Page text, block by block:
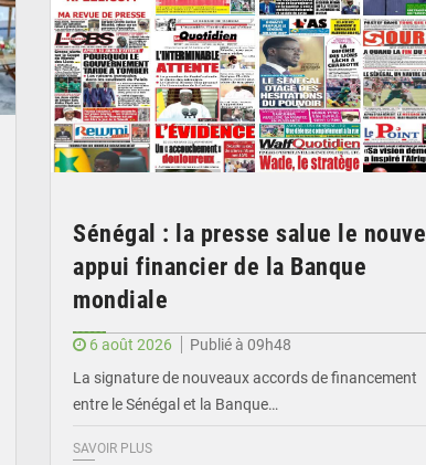
Sénégal : la presse salue le nouvel
appui financier de la Banque
mondiale
6 août 2026
Publié à 09h48
La signature de nouveaux accords de financement
entre le Sénégal et la Banque…
SAVOIR PLUS